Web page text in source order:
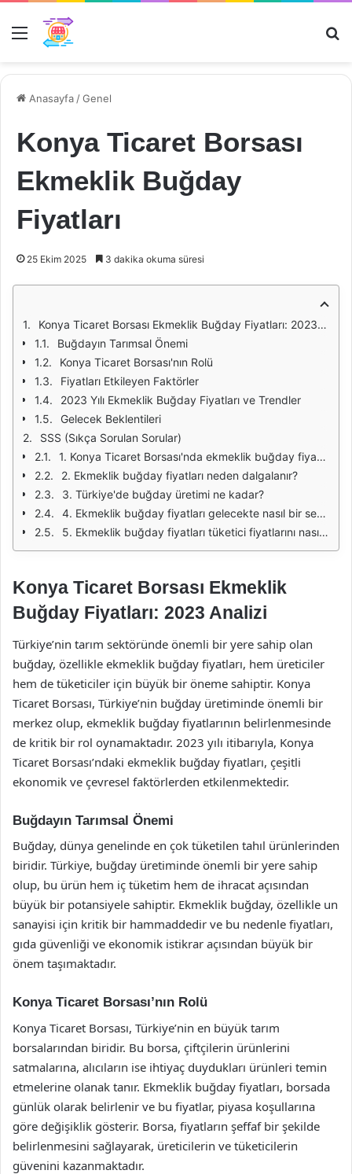
Menü
Anasayfa /Genel
Konya Ticaret Borsası
Ekmeklik Buğday
Fiyatları
25 Ekim 2025 3 dakika okuma süresi
Konya Ticaret Borsası Ekmeklik Buğday Fiyatları: 2023 Analizi
Buğdayın Tarımsal Önemi
Konya Ticaret Borsası'nın Rolü
Fiyatları Etkileyen Faktörler
2023 Yılı Ekmeklik Buğday Fiyatları ve Trendler
Gelecek Beklentileri
SSS (Sıkça Sorulan Sorular)
1. Konya Ticaret Borsası'nda ekmeklik buğday fiyatları nasıl belirlenir?
2. Ekmeklik buğday fiyatları neden dalgalanır?
3. Türkiye'de buğday üretimi ne kadar?
4. Ekmeklik buğday fiyatları gelecekte nasıl bir seyir izleyebilir?
5. Ekmeklik buğday fiyatları tüketici fiyatlarını nasıl etkiler?
Konya Ticaret Borsası Ekmeklik
Buğday Fiyatları: 2023 Analizi
Türkiye’nin tarım sektöründe önemli bir yere sahip olan
buğday, özellikle ekmeklik buğday fiyatları, hem üreticiler
hem de tüketiciler için büyük bir öneme sahiptir. Konya
Ticaret Borsası, Türkiye’nin buğday üretiminde önemli bir
merkez olup, ekmeklik buğday fiyatlarının belirlenmesinde
de kritik bir rol oynamaktadır. 2023 yılı itibarıyla, Konya
Ticaret Borsası’ndaki ekmeklik buğday fiyatları, çeşitli
ekonomik ve çevresel faktörlerden etkilenmektedir.
Buğdayın Tarımsal Önemi
Buğday, dünya genelinde en çok tüketilen tahıl ürünlerinden
biridir. Türkiye, buğday üretiminde önemli bir yere sahip
olup, bu ürün hem iç tüketim hem de ihracat açısından
büyük bir potansiyele sahiptir. Ekmeklik buğday, özellikle un
sanayisi için kritik bir hammaddedir ve bu nedenle fiyatları,
gıda güvenliği ve ekonomik istikrar açısından büyük bir
önem taşımaktadır.
Konya Ticaret Borsası’nın Rolü
Konya Ticaret Borsası, Türkiye’nin en büyük tarım
borsalarından biridir. Bu borsa, çiftçilerin ürünlerini
satmalarına, alıcıların ise ihtiyaç duydukları ürünleri temin
etmelerine olanak tanır. Ekmeklik buğday fiyatları, borsada
günlük olarak belirlenir ve bu fiyatlar, piyasa koşullarına
göre değişiklik gösterir. Borsa, fiyatların şeffaf bir şekilde
belirlenmesini sağlayarak, üreticilerin ve tüketicilerin
güvenini kazanmaktadır.